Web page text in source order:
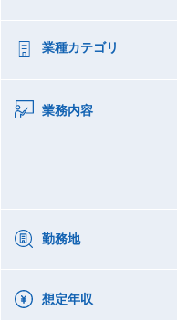
業種カテゴリ
業務内容
勤務地
想定年収